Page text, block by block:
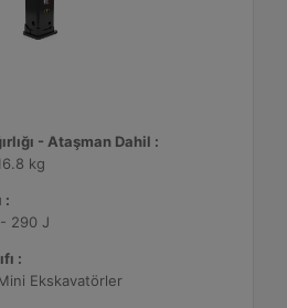
- Ataşman Dahil :
kg
:
290 J
:
Ekskavatörler